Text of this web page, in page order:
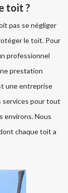
toit ?
pas se négliger
le toit. Pour
professionnel
prestation
une entreprise
services pour tout
environs. Nous
chaque toit a